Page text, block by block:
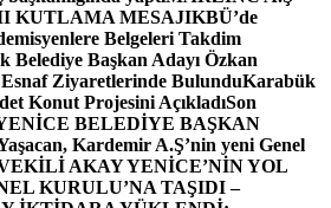
KUTLAMA MESAJIKBÜ’de
Belgeleri Takdim
Başkan Adayı Özkan
Ziyaretlerinde BulunduKarabük
Konut Projesini AçıkladıSon
BELEDİYE BAŞKAN
Kardemir A.Ş’nin yeni Genel
AKAY YENİCE’NİN YOL
KURULU’NA TAŞIDI –